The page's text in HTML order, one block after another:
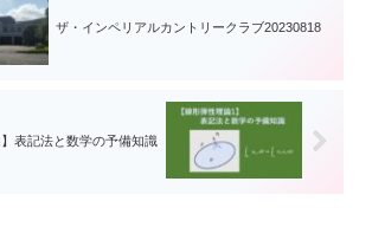
ザ・インペリアルカントリークラブ20230818
】表記法と数学の予備知識